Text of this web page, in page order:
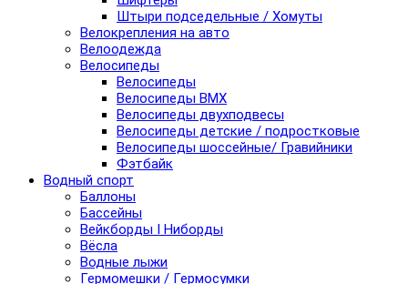
Штыри подседельные / Хомуты
Велокрепления на авто
Велоодежда
Велосипеды
Велосипеды
Велосипеды BMX
Велосипеды двухподвесы
Велосипеды детские / подростковые
Велосипеды шоссейные/ Гравийники
Фэтбайк
Водный спорт
Баллоны
Бассейны
Вейкборды I Ниборды
Вёсла
Водные лыжи
Гермомешки / Гермосумки